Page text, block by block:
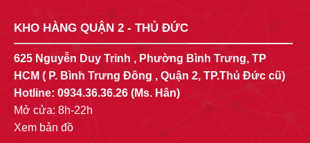
KHO HÀNG QUẬN 2 - THỦ ĐỨC
625 Nguyễn Duy Trinh , Phường Bình Trưng, TP
HCM ( P. Bình Trưng Đông , Quận 2, TP.Thủ Đức cũ)
Hotline: 0934.36.36.26 (Ms. Hân)
Mở cửa: 8h-22h
Xem bản đồ